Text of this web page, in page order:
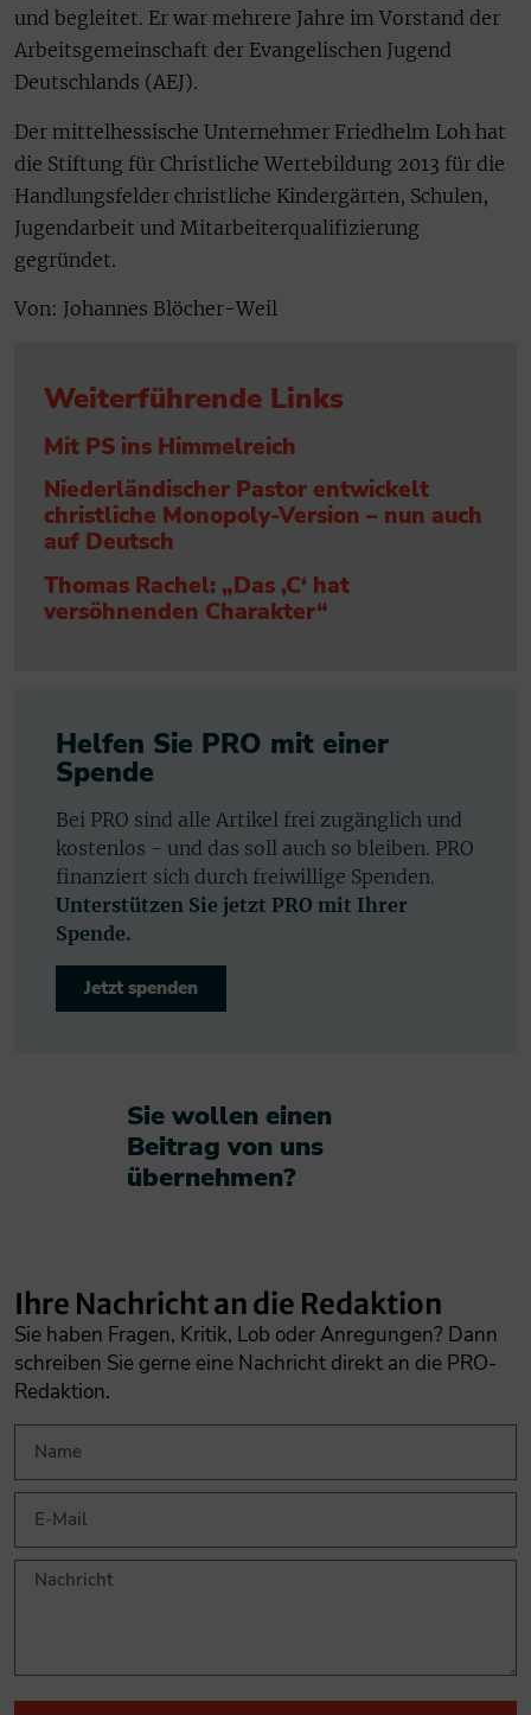
und begleitet. Er war mehrere Jahre im Vorstand der
Arbeitsgemeinschaft der Evangelischen Jugend
Deutschlands (AEJ).
Der mittelhessische Unternehmer Friedhelm Loh hat
die Stiftung für Christliche Wertebildung 2013 für die
Handlungsfelder christliche Kindergärten, Schulen,
Jugendarbeit und Mitarbeiterqualifizierung
gegründet.
Von: Johannes Blöcher-Weil
Weiterführende Links
Mit PS ins Himmelreich
Niederländischer Pastor entwickelt
christliche Monopoly-Version – nun auch
auf Deutsch
Thomas Rachel: „Das ‚C‘ hat
versöhnenden Charakter“
Helfen Sie PRO mit einer
Spende
Bei PRO sind alle Artikel frei zugänglich und
kostenlos - und das soll auch so bleiben. PRO
finanziert sich durch freiwillige Spenden.
Unterstützen Sie jetzt PRO mit Ihrer
Spende.
Jetzt spenden
Sie wollen einen
Beitrag von uns
übernehmen?​
Ihre Nachricht an die Redaktion
Sie haben Fragen, Kritik, Lob oder Anregungen? Dann
schreiben Sie gerne eine Nachricht direkt an die PRO-
Redaktion.